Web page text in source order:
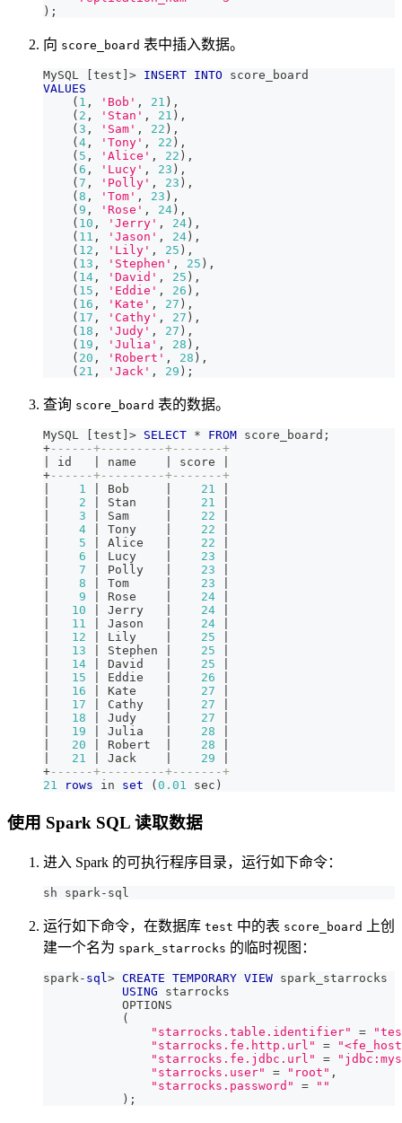
) ;
向 score_board 表中插入数据。
MySQL test > INSERT INTO score_board
VALUES
( 1 , 'Bob' , 21 ) ,
( 2 , 'Stan' , 21 ) ,
( 3 , 'Sam' , 22 ) ,
( 4 , 'Tony' , 22 ) ,
( 5 , 'Alice' , 22 ) ,
( 6 , 'Lucy' , 23 ) ,
( 7 , 'Polly' , 23 ) ,
( 8 , 'Tom' , 23 ) ,
( 9 , 'Rose' , 24 ) ,
( 10 , 'Jerry' , 24 ) ,
( 11 , 'Jason' , 24 ) ,
( 12 , 'Lily' , 25 ) ,
( 13 , 'Stephen' , 25 ) ,
( 14 , 'David' , 25 ) ,
( 15 , 'Eddie' , 26 ) ,
( 16 , 'Kate' , 27 ) ,
( 17 , 'Cathy' , 27 ) ,
( 18 , 'Judy' , 27 ) ,
( 19 , 'Julia' , 28 ) ,
( 20 , 'Robert' , 28 ) ,
( 21 , 'Jack' , 29 ) ;
查询 score_board 表的数据。
MySQL test > SELECT * FROM score_board ;
+------+---------+-------+
id name score
+------+---------+-------+
1 Bob 21
2 Stan 21
3 Sam 22
4 Tony 22
5 Alice 22
6 Lucy 23
7 Polly 23
8 Tom 23
9 Rose 24
10 Jerry 24
11 Jason 24
12 Lily 25
13 Stephen 25
14 David 25
15 Eddie 26
16 Kate 27
17 Cathy 27
18 Judy 27
19 Julia 28
20 Robert 28
21 Jack 29
+------+---------+-------+
21
rows in set ( 0.01 sec )
使用 Spark SQL 读取数据
进入 Spark 的可执行程序目录，运行如下命令：
sh spark-sql
运行如下命令，在数据库 test 中的表 score_board
上创
建一个名为 spark_starrocks 的临时视图：
spark - sql > CREATE TEMPORARY VIEW spark_starrocks
USING starrocks
           OPTIONS
(
"starrocks.table.identifier"
=
"starrocks.fe.http.url"
=
"starrocks.fe.jdbc.url"
=
"starrocks.user"
= "root" ,
"starrocks.password"
=
""
) ;